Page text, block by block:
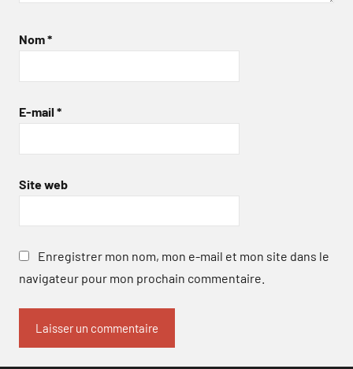
Nom*
E-mail *
Site web
Enregistrer mon nom, mon e-mail et mon site dans le
navigateur pour mon prochain commentaire.